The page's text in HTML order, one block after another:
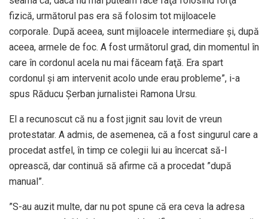
fizică, următorul pas era să folosim tot mijloacele
corporale. După aceea, sunt mijloacele intermediare şi, după
aceea, armele de foc. A fost următorul grad, din momentul în
care în cordonul acela nu mai făceam faţă. Era spart
cordonul şi am intervenit acolo unde erau probleme”, i-a
spus Răducu Șerban jurnalistei Ramona Ursu.
El a recunoscut că nu a fost jignit sau lovit de vreun
protestatar. A admis, de asemenea, că a fost singurul care a
procedat astfel, în timp ce colegii lui au încercat să-l
oprească, dar continuă să afirme că a procedat ”după
manual”.
”S-au auzit multe, dar nu pot spune că era ceva la adresa